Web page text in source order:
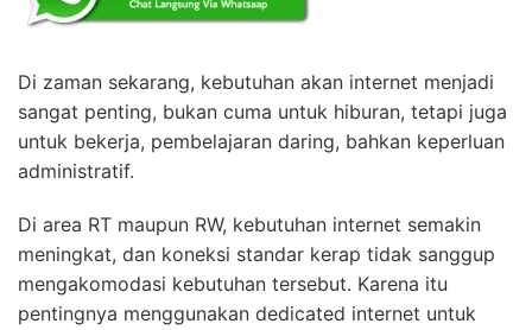
Di zaman sekarang, kebutuhan akan internet menjadi
sangat penting, bukan cuma untuk hiburan, tetapi juga
untuk bekerja, pembelajaran daring, bahkan keperluan
administratif.
Di area RT maupun RW, kebutuhan internet semakin
meningkat, dan koneksi standar kerap tidak sanggup
mengakomodasi kebutuhan tersebut. Karena itu
pentingnya menggunakan dedicated internet untuk